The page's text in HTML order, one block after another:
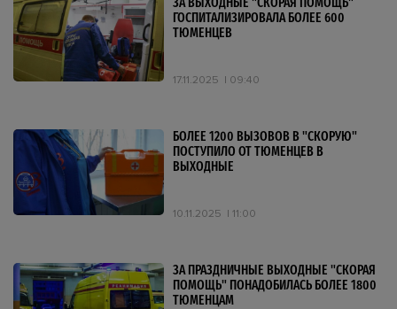
ГОСПИТАЛИЗИРОВАЛА БОЛЕЕ 600
ТЮМЕНЦЕВ
17.11.2025 09:40
БОЛЕЕ 1200 ВЫЗОВОВ В "СКОРУЮ"
ПОСТУПИЛО ОТ ТЮМЕНЦЕВ В
ВЫХОДНЫЕ
10.11.2025 11:00
ЗА ПРАЗДНИЧНЫЕ ВЫХОДНЫЕ "СКОРАЯ
ПОМОЩЬ" ПОНАДОБИЛАСЬ БОЛЕЕ 1800
ТЮМЕНЦАМ